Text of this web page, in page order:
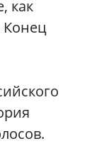
как
Конец